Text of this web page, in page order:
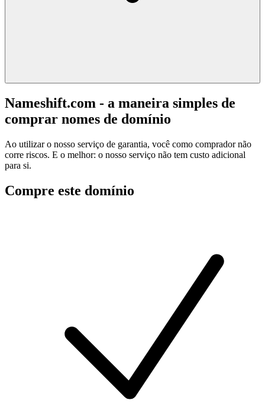
Nameshift.com - a maneira simples de
comprar nomes de domínio
Ao utilizar o nosso serviço de garantia, você como comprador não
corre riscos. E o melhor: o nosso serviço não tem custo adicional
para si.
Compre este domínio